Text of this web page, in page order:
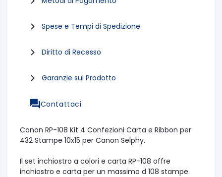
Spese e Tempi di Spedizione
Diritto di Recesso
Garanzie sul Prodotto
Contattaci
Canon RP-108 Kit 4 Confezioni Carta e Ribbon per
432 Stampe 10x15 per Canon Selphy.
Il set inchiostro a colori e carta RP-108 offre
inchiostro e carta per un massimo d 108 stampe